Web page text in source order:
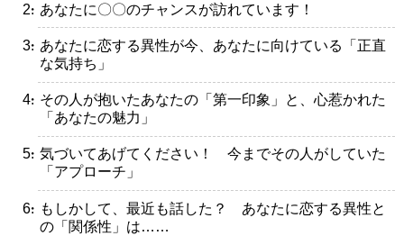
・あなたに〇〇のチャンスが訪れています！
・あなたに恋する異性が今、あなたに向けている「正直
な気持ち」
・その人が抱いたあなたの「第一印象」と、心惹かれた
「あなたの魅力」
・気づいてあげてください！ 今までその人がしていた
「アプローチ」
・もしかして、最近も話した？ あなたに恋する異性と
の「関係性」は……